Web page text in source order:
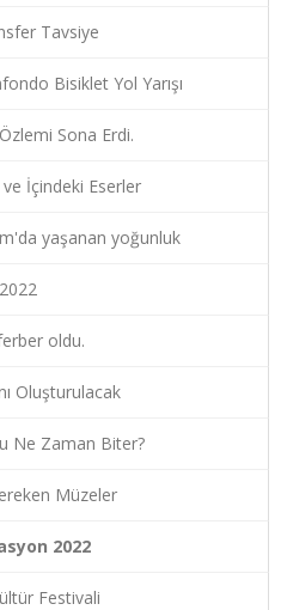
Tavsiye
Bisiklet Yol Yarışı
Sona Erdi.
İçindeki Eserler
yaşanan yoğunluk
oldu.
Oluşturulacak
Ne Zaman Biter?
Müzeler
2022
Festivali